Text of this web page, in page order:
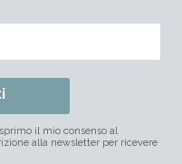
il mio consenso al
alla newsletter per ricevere